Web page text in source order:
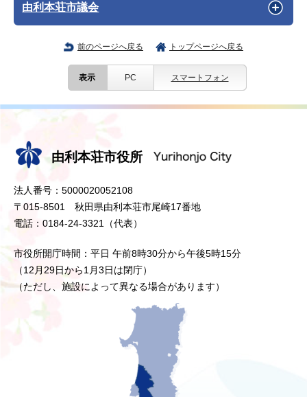
由利本荘市議会
前のページへ戻る トップページへ戻る
表示 PC スマートフォン
由利本荘市役所
法人番号：5000020052108
〒015-8501 秋田県由利本荘市尾崎17番地
電話：0184-24-3321（代表）
市役所開庁時間：平日 午前8時30分から午後5時15分
（12月29日から1月3日は閉庁）
（ただし、施設によって異なる場合があります）